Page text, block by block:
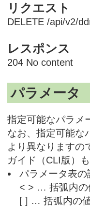
リクエスト
DELETE /api/v2/
レスポンス
204 No content
パラメータ
指定可能なパラメ
なお、指定可能な
より異なりますの
ガイド（CLI版）
パラメータ表
< > … 括弧内の
[ ] … 括弧内の